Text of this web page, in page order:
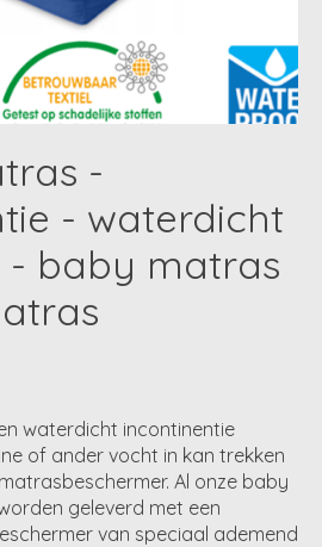
-
- waterdicht
- baby matras
waterdicht incontinentie
of ander vocht in kan trekken
Al onze baby
geleverd met een
van speciaal ademend